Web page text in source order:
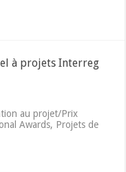
à projets Interreg
au projet/Prix
Awards, Projets de